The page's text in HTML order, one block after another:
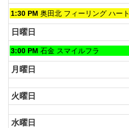
土
曜
日,
8
月
8th
2026
1:30 PM 奥田北 フィーリング ハート
日曜日
日
曜
日,
8
月
9th
2026
3:00 PM 石金 スマイルフラ
月曜日
火曜日
水曜日